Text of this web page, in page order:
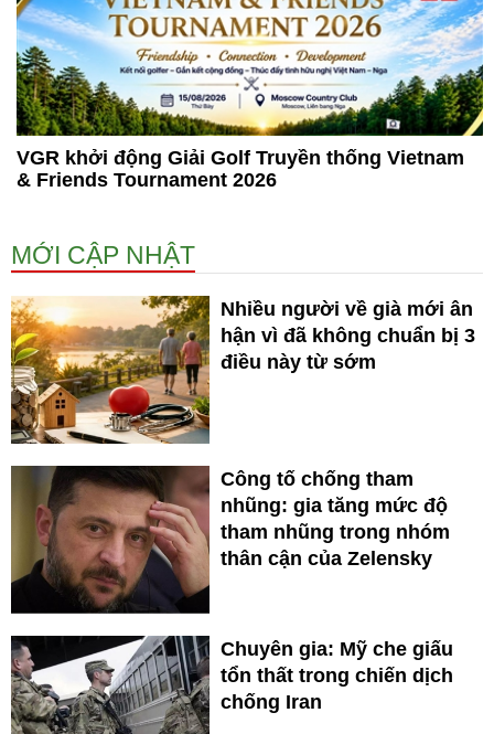
VGR khởi động Giải Golf Truyền thống Vietnam
& Friends Tournament 2026
MỚI CẬP NHẬT
Nhiều người về già mới ân
hận vì đã không chuẩn bị 3
điều này từ sớm
Công tố chống tham
nhũng: gia tăng mức độ
tham nhũng trong nhóm
thân cận của Zelensky
Chuyên gia: Mỹ che giấu
tổn thất trong chiến dịch
chống Iran